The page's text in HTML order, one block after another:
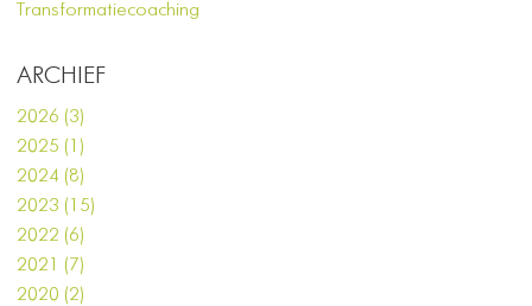
Transformatiecoaching
ARCHIEF
2026 (3)
2025 (1)
2024 (8)
2023 (15)
2022 (6)
2021 (7)
2020 (2)